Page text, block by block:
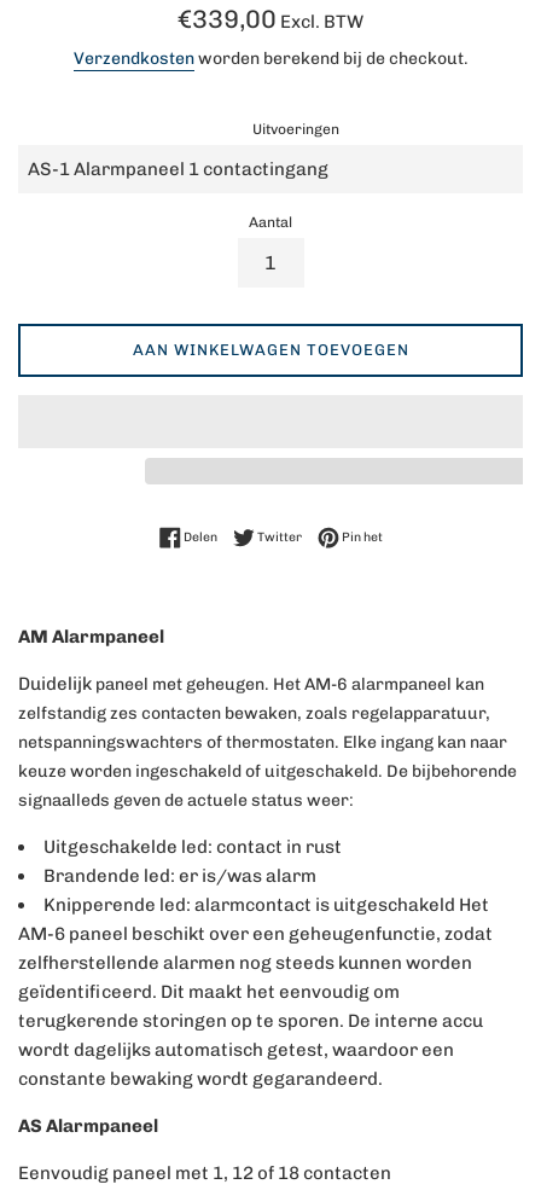
Normale
€339,00 Excl. BTW
Verzendkostenworden berekend bij de checkout.
Uitvoeringen
Aantal
AAN WINKELWAGEN TOEVOEGEN
DelenDelen op Facebook
TwitterTwitteren op Twitter
Pin hetPinnen op Pinterest
AM Alarmpaneel
Duidelijk paneel met geheugen. Het AM-6 alarmpaneel kan
zelfstandig zes contacten bewaken, zoals regelapparatuur,
netspanningswachters of thermostaten. Elke ingang kan naar
keuze worden ingeschakeld of uitgeschakeld. De bijbehorende
signaalleds geven de actuele status weer:
Uitgeschakelde led: contact in rust
Brandende led: er is/was alarm
Knipperende led: alarmcontact is uitgeschakeld Het
AM-6 paneel beschikt over een geheugenfunctie, zodat
zelfherstellende alarmen nog steeds kunnen worden
geïdentificeerd. Dit maakt het eenvoudig om
terugkerende storingen op te sporen. De interne accu
wordt dagelijks automatisch getest, waardoor een
constante bewaking wordt gegarandeerd.
AS Alarmpaneel
Eenvoudig paneel met 1, 12 of 18 contacten